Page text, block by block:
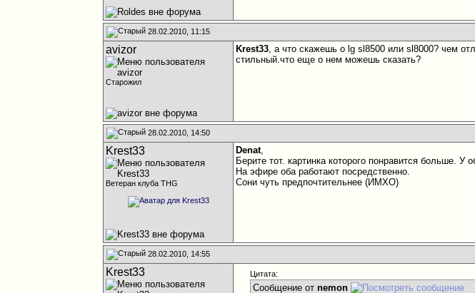
28.02.2010, 11:15
avizor
Старожил
Krest33, а что скажешь о lg sl8500 или sl8000? чем
стильный.что еще о нем можешь сказать?
28.02.2010, 14:50
Krest33
Ветеран клуба THG
Denat,
Берите тот. картинка которого понравится больше.
На эфире оба работают посредственно.
Сони чуть предпочтительнее (ИМХО)
28.02.2010, 14:55
Krest33 Цитата:
Сообщение отnemon